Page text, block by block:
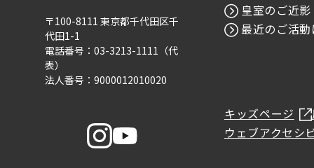
〒100-8111 東京都千代田区千
代田1-1
電話番号：03-3213-1111（代
表）
法人番号：9000012010020
皇室のご近影
最近のご活
キッズページ
ウェブアクセシ